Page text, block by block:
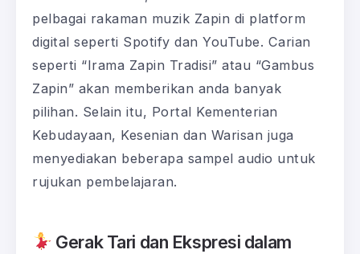
pelbagai rakaman muzik Zapin di platform
digital seperti Spotify dan YouTube. Carian
seperti “Irama Zapin Tradisi” atau “Gambus
Zapin” akan memberikan anda banyak
pilihan. Selain itu, Portal Kementerian
Kebudayaan, Kesenian dan Warisan juga
menyediakan beberapa sampel audio untuk
rujukan pembelajaran.
Gerak Tari dan Ekspresi dalam